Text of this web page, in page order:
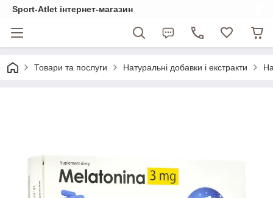
Sport-Atlet інтернет-магазин
Товари та послуги Натуральні добавки і екстракти